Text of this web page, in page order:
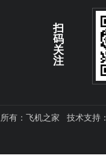
扫
码
关
注
有：飞机之家 技术支持：